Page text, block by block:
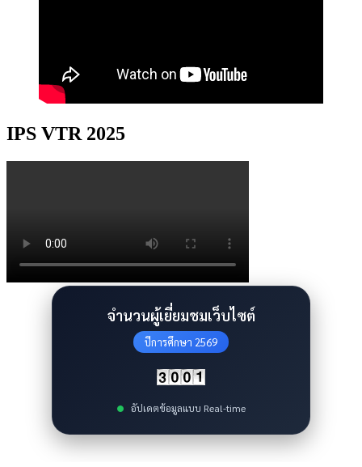
IPS VTR 2025
จำนวนผู้เยี่ยมชมเว็บไซต์
ปีการศึกษา 2569
อัปเดตข้อมูลแบบ Real-time